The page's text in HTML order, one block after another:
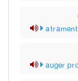
auger